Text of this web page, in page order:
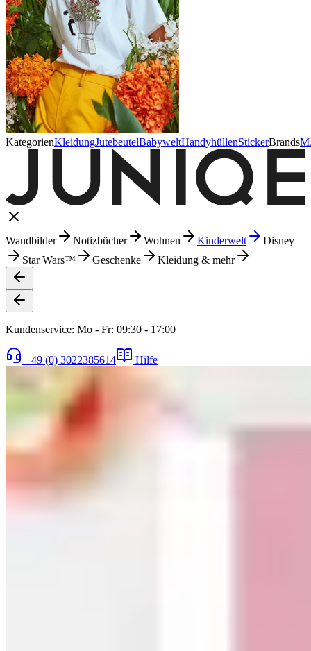
KategorienKleidungJutebeutelBabyweltHandyhüllenStickerBrands
Wandbilder Notizbücher Wohnen Kinderwelt
Disney
Star Wars™
Geschenke Kleidung & mehr
Kundenservice: Mo - Fr: 09:30 - 17:00
+49 (0) 3022385614 Hilfe